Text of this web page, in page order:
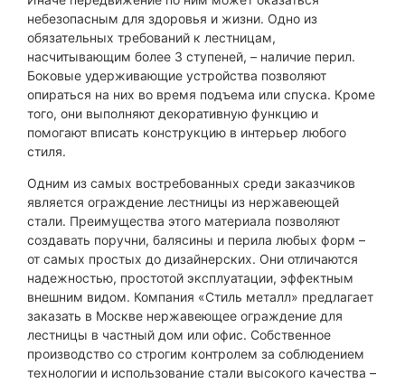
небезопасным для здоровья и жизни. Одно из
обязательных требований к лестницам,
насчитывающим более 3 ступеней, – наличие перил.
Боковые удерживающие устройства позволяют
опираться на них во время подъема или спуска. Кроме
того, они выполняют декоративную функцию и
помогают вписать конструкцию в интерьер любого
стиля.
Одним из самых востребованных среди заказчиков
является ограждение лестницы из нержавеющей
стали. Преимущества этого материала позволяют
создавать поручни, балясины и перила любых форм –
от самых простых до дизайнерских. Они отличаются
надежностью, простотой эксплуатации, эффектным
внешним видом. Компания «Стиль металл» предлагает
заказать в Москве нержавеющее ограждение для
лестницы в частный дом или офис. Собственное
производство со строгим контролем за соблюдением
технологии и использование стали высокого качества –